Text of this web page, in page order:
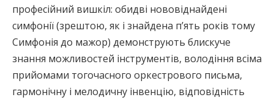
професійний вишкіл: обидві нововіднайдені
симфонії (зрештою, як і знайдена п’ять років тому
Симфонія до мажор) демонструють блискуче
знання можливостей інструментів, володіння всіма
прийомами тогочасного оркестрового письма,
гармонічну і мелодичну інвенцію, відповідність